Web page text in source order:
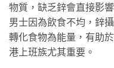
物質，缺乏鋅會直接影
男士因為飲食不均，鋅
轉化食物為能量，有助
港上班族尤其重要。